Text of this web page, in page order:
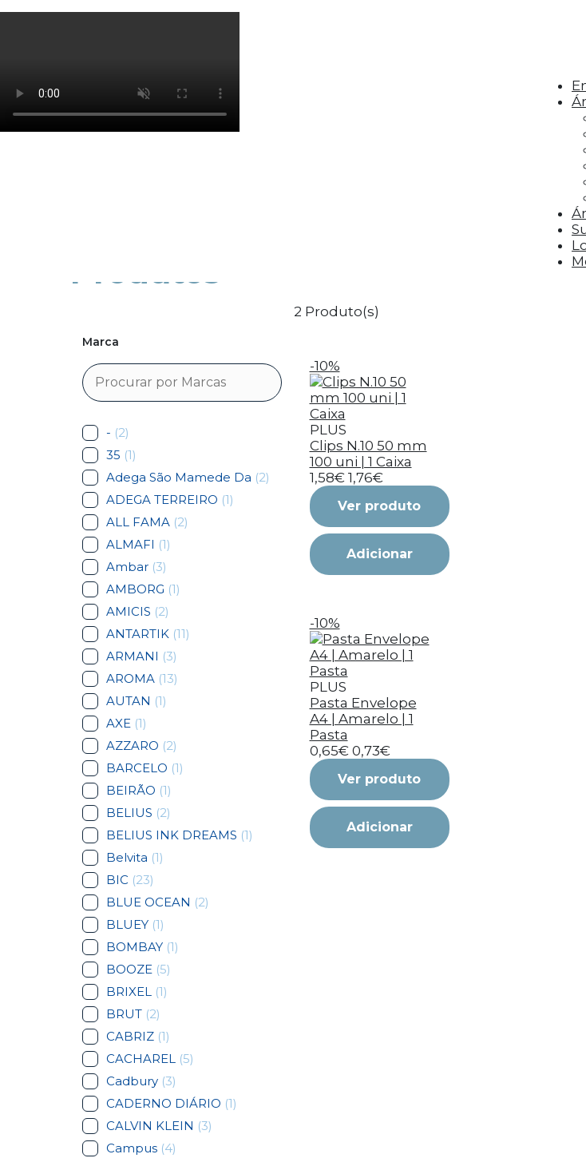
Os cookies de marketing são usados para entregar aos visitantes anúncios
Produtos
Marca
- (2)
35 (1)
Adega São Mamede Da (2)
ADEGA TERREIRO (1)
ALL FAMA (2)
ALMAFI (1)
Ambar (3)
AMBORG (1)
AMICIS (2)
ANTARTIK (11)
ARMANI (3)
AROMA (13)
AUTAN (1)
AXE (1)
AZZARO (2)
BARCELO (1)
BEIRÃO (1)
BELIUS (2)
BELIUS INK DREAMS (1)
Belvita (1)
BIC (23)
BLUE OCEAN (2)
BLUEY (1)
BOMBAY (1)
BOOZE (5)
BRIXEL (1)
BRUT (2)
CABRIZ (1)
CACHAREL (5)
Cadbury (3)
CADERNO DIÁRIO (1)
CALVIN KLEIN (3)
Campus (4)
2 Produto(s)
-10%
PLUS
Clips N.10 50 mm
100 uni | 1 Caixa
1,58€ 1,76€
Ver produto
Adicionar
-10%
PLUS
Pasta Envelope
A4 | Amarelo | 1
Pasta
0,65€ 0,73€
Ver produto
Adicionar